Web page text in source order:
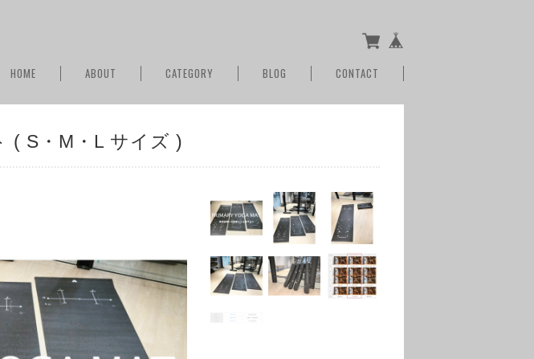
HOME ABOUT CATEGORY BLOG CONTACT
( S・M・L サイズ )